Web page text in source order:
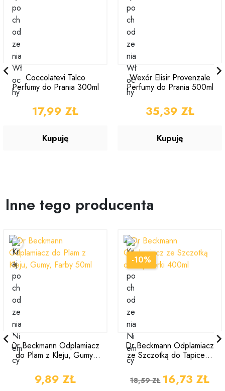
Coccolatevi Talco
Perfumy do Prania 300ml
CENA
17,99 ZŁ
Kupuję
Wexór Elisir Provenzale
Perfumy do Prania 500ml
CENA
35,39 ZŁ
Kupuję
Inne tego producenta
Dr Beckmann Odplamiacz
do Plam z Kleju, Gumy,
CENA
9,89 ZŁ
Dr Beckmann Odplamiacz
ze Szczotką do Tapicerki
CENA PODSTAWOWA
18,59 ZŁ CENA
16,73 ZŁ
-10%